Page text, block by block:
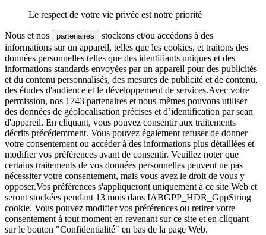
Le respect de votre vie privée est notre priorité
Nous et nos partenaires
stockons et/ou accédons à des
informations sur un appareil, telles que les cookies, et traitons des
données personnelles telles que des identifiants uniques et des
informations standards envoyées par un appareil pour des publicités
et du contenu personnalisés, des mesures de publicité et de contenu,
des études d'audience et le développement de services.Avec votre
permission, nos 1743 partenaires et nous-mêmes pouvons utiliser
des données de géolocalisation précises et d’identification par scan
d'appareil. En cliquant, vous pouvez consentir aux traitements
décrits précédemment. Vous pouvez également refuser de donner
votre consentement ou accéder à des informations plus détaillées et
modifier vos préférences avant de consentir. Veuillez noter que
certains traitements de vos données personnelles peuvent ne pas
nécessiter votre consentement, mais vous avez le droit de vous y
opposer.Vos préférences s'appliqueront uniquement à ce site Web et
seront stockées pendant 13 mois dans IABGPP_HDR_GppString
cookie. Vous pouvez modifier vos préférences ou retirer votre
consentement à tout moment en revenant sur ce site et en cliquant
sur le bouton "Confidentialité" en bas de la page Web.